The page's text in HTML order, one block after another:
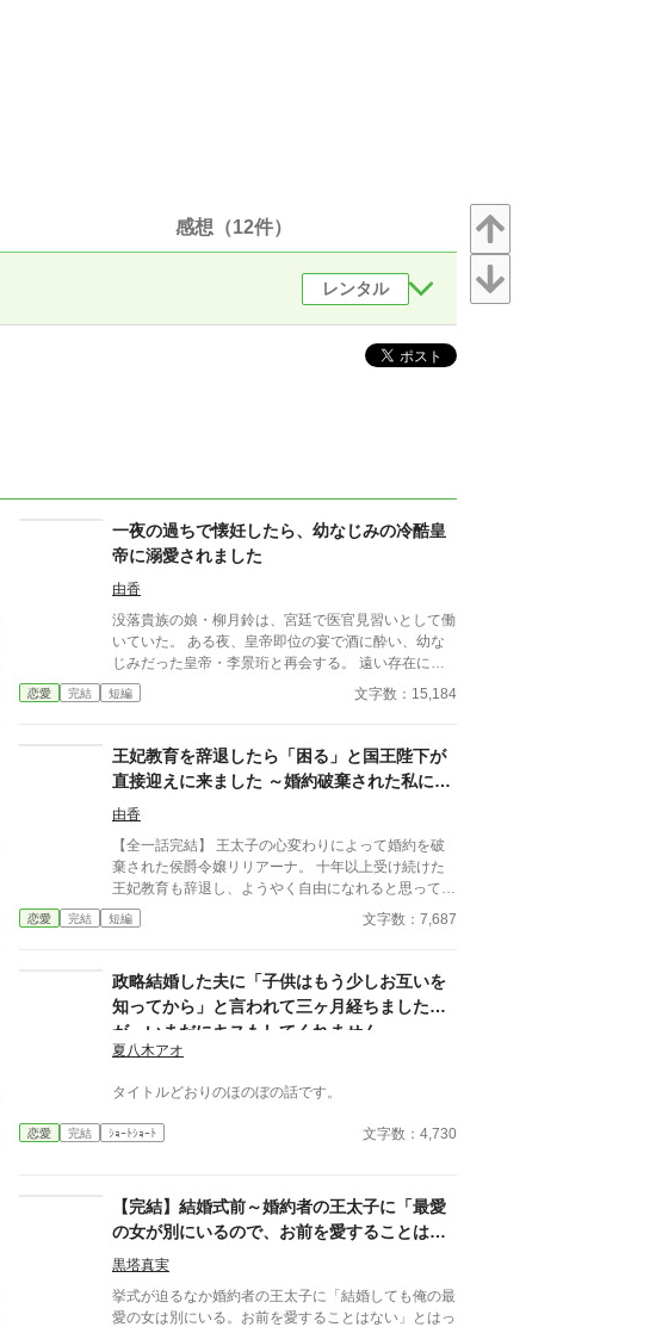
感想（12件）
レンタル
一夜の過ちで懐妊したら、幼なじみの冷酷皇
帝に溺愛されました
由香
没落貴族の娘・柳月鈴は、宮廷で医官見習いとして働
いていた。 ある夜、皇帝即位の宴で酒に酔い、幼な
じみだった皇帝・李景珩と再会する。 遠い存在にな
ったはずの彼。 けれど、その夜をきっかけに月鈴の
運命は大きく動き出す。 冷酷と恐れられる皇帝が、
恋愛 完結 短編 文字数：15,184
王妃教育を辞退したら「困る」と国王陛下が
直接迎えに来ました ～婚約破棄された私に、
王太子ではなく国王陛下が求婚してきます〜
由香
【全一話完結】 王太子の心変わりによって婚約を破
棄された侯爵令嬢リリアーナ。 十年以上受け続けた
王妃教育も辞退し、ようやく自由になれると思ってい
た。 ところが数日後、侯爵家を訪れたのは国王陛下
本人。 「王妃教育を辞退されると困る。私の妃にな
失い、選ばれたのは誠実に生きてきた彼女だった。
これは、年上国王に溺愛されながら、世界一幸せな王
妃になるまでの逆転ラブストーリー。
恋愛 完結 短編 文字数：7,687
政略結婚した夫に「子供はもう少しお互いを
知ってから」と言われて三ヶ月経ちました
が、いまだにキスもしてくれません。
夏八木アオ
タイトルどおりのほのぼの話です。
恋愛 完結 ｼｮｰﾄｼｮｰﾄ 文字数：4,730
【完結】結婚式前～婚約者の王太子に「最愛
の女が別にいるので、お前を愛することはな
い」と言われました～
黒塔真実
挙式が迫るなか婚約者の王太子に「結婚しても俺の最
愛の女は別にいる。お前を愛することはない」とはっ